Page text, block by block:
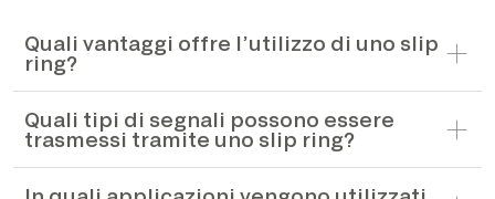
Quali vantaggi offre l’utilizzo di uno slip
ring?
Quali tipi di segnali possono essere
trasmessi tramite uno slip ring?